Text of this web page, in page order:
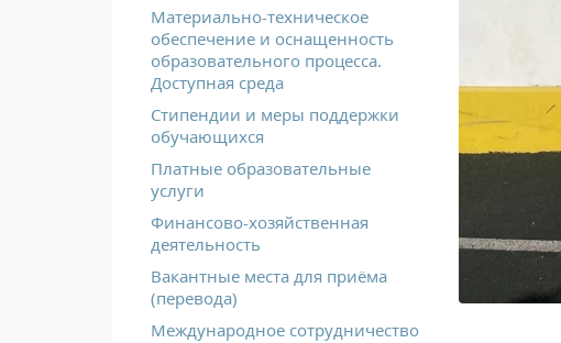
Материально-техническое
обеспечение и оснащенность
образовательного процесса.
Доступная среда
Стипендии и меры поддержки
обучающихся
Платные образовательные
услуги
Финансово-хозяйственная
деятельность
Вакантные места для приёма
(перевода)
Международное сотрудничество